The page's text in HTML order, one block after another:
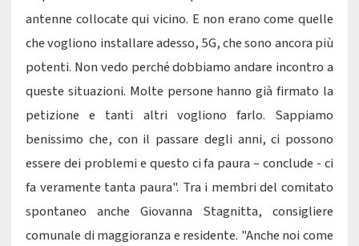
antenne collocate qui vicino. E non erano come quelle
che vogliono installare adesso, 5G, che sono ancora più
potenti. Non vedo perché dobbiamo andare incontro a
queste situazioni. Molte persone hanno già firmato la
petizione e tanti altri vogliono farlo. Sappiamo
benissimo che, con il passare degli anni, ci possono
essere dei problemi e questo ci fa paura – conclude - ci
fa veramente tanta paura". Tra i membri del comitato
spontaneo anche Giovanna Stagnitta, consigliere
comunale di maggioranza e residente. "Anche noi come